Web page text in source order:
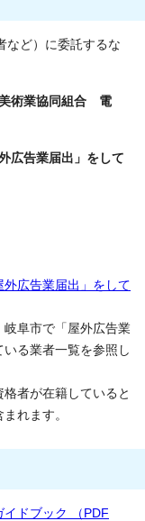
など）に委託するな
術業協同組合 電
広告業届出」をして
広告業届出」をして
岐阜市で「屋外広告業
る業者一覧を参照し
者が在籍していると
れます。
ドブック （PDF